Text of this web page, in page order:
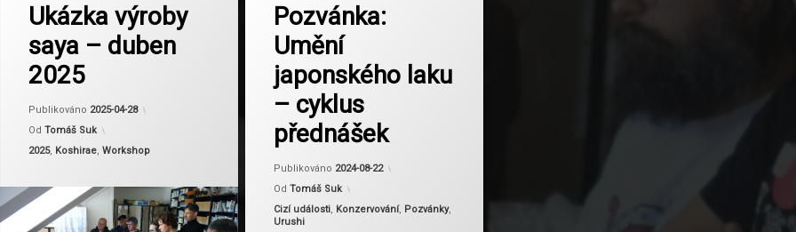
Ukázka výroby
saya – duben
2025
Publikováno 2025-04-28
OdTomáš Suk
Kategorie:
2025, Koshirae,Workshop
saya-nuri
Urushi
Pozvánka:
Umění
japonského laku
– cyklus
přednášek
Publikováno 2024-08-22
OdTomáš Suk
Kategorie:
Cizí události, Konzervování, Pozvánky,
Urushi
UPM
Urushi